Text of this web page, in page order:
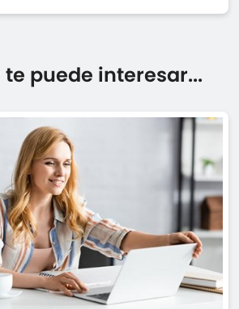
puede interesar...